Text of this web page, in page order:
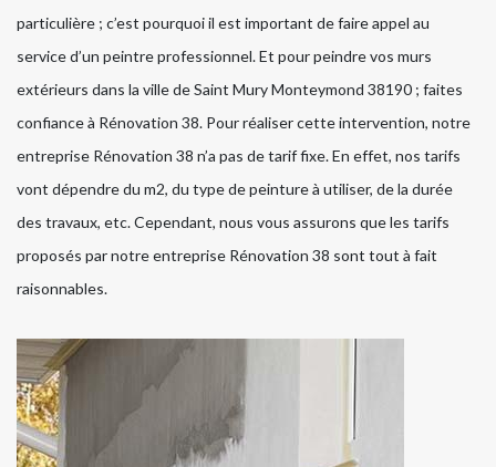
particulière ; c’est pourquoi il est important de faire appel au
service d’un peintre professionnel. Et pour peindre vos murs
extérieurs dans la ville de Saint Mury Monteymond 38190 ; faites
confiance à Rénovation 38. Pour réaliser cette intervention, notre
entreprise Rénovation 38 n’a pas de tarif fixe. En effet, nos tarifs
vont dépendre du m2, du type de peinture à utiliser, de la durée
des travaux, etc. Cependant, nous vous assurons que les tarifs
proposés par notre entreprise Rénovation 38 sont tout à fait
raisonnables.